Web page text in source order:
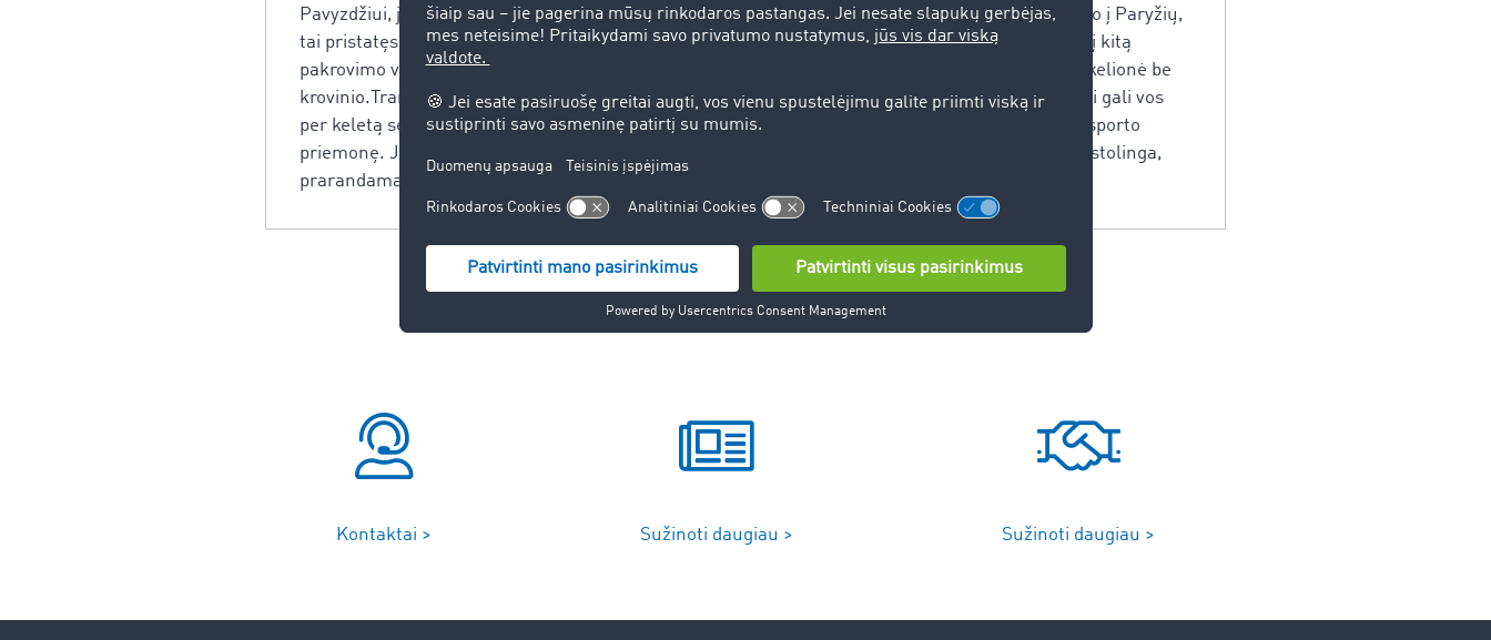
Pavyzdžiui, jei sunkvežimio vairuotojas gauna transporto užsakymą nuvežti krovinį iš Diuseldorfo į Paryžių,
tai pristatęs savo krovinį jis būna įvykdęs minėtą transporto užsakymą, tačiau kitam pervežimui į kitą
pakrovimo vietą neturi krovinio, kurį galėtų nuvežti. Taigi nuvažiavimas pasiimti kitą krovinį yra kelionė be
krovinio.Transporto biržos yra veiksminga priemonė pervežimams be krovinio išvengti. Vartotojai gali vos
per keletą sekundžių susirasti krovinio pasiūlymą arba įvesti į sistemą duomenys apie savo transporto
priemonę. Juk bet kuri transporto įmonė norėtų išvengti kelionių be krovinių, nes tai visada nuostolinga,
prarandama laiko ir daroma žala aplinkai.
Kontaktai > Sužinoti daugiau > Sužinoti daugiau >